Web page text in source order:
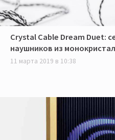
Crystal Cable Dream Duet:
наушников из
11 марта 2019 в 10:38